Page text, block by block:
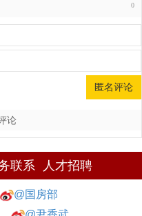
0
论
联系 人才招聘
@国房部